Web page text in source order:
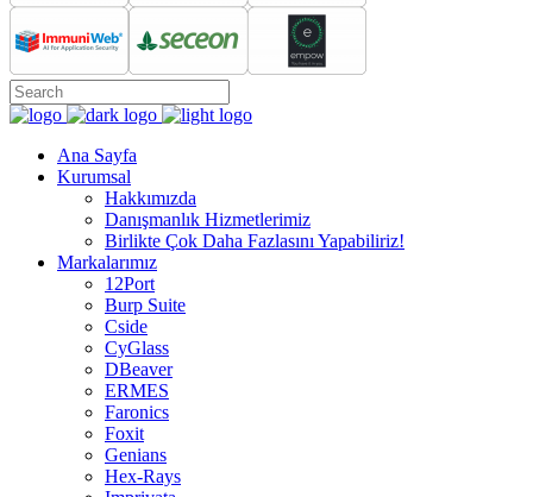
Ana Sayfa
Kurumsal
Hakkımızda
Danışmanlık Hizmetlerimiz
Birlikte Çok Daha Fazlasını Yapabiliriz!
Markalarımız
12Port
Burp Suite
Cside
CyGlass
DBeaver
ERMES
Faronics
Foxit
Genians
Hex-Rays